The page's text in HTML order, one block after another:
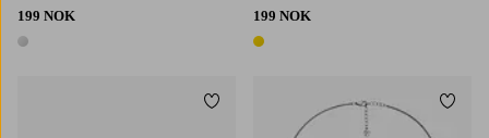
199 NOK
1 farge
199 NOK
1 farge
Legg til favoritter